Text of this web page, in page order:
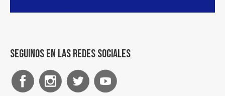
Seguinos en las redes sociales